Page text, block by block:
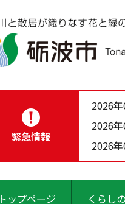
緊急情報
2026
2026
2026
トップページ くらし